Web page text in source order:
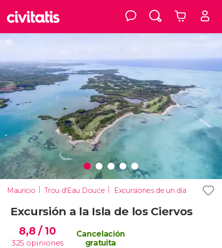
Mauricio Trou d'Eau Douce Excursiones de un día
Excursión a la Isla de los Ciervos
8,8/ 10
325 opiniones
Cancelación
gratuita